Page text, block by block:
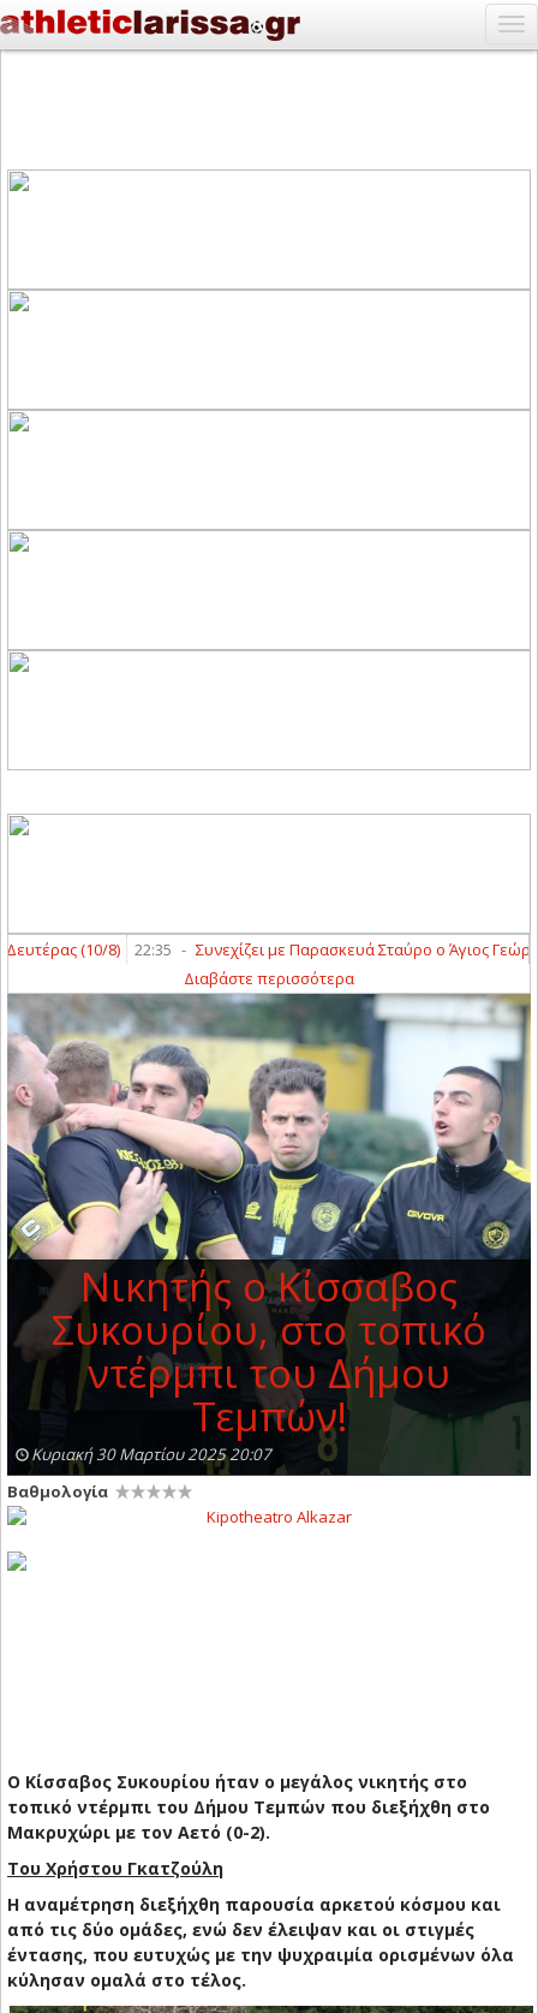
8) 22:35 - Συνεχίζει με Παρασκευά Σταύρο ο Άγιος Γεώργιος
Διαβάστε περισσότερα
Νικητής ο Κίσσαβος
Συκουρίου, στο τοπικό
ντέρμπι του Δήμου
Τεμπών!
Κυριακή 30 Μαρτίου 2025 20:07
Βαθμολογία
Ο Κίσσαβος Συκουρίου ήταν ο μεγάλος νικητής στο
τοπικό ντέρμπι του Δήμου Τεμπών που διεξήχθη στο
Μακρυχώρι με τον Αετό (0-2).
Του Χρήστου Γκατζούλη
Η αναμέτρηση διεξήχθη παρουσία αρκετού κόσμου και
από τις δύο ομάδες, ενώ δεν έλειψαν και οι στιγμές
έντασης, που ευτυχώς με την ψυχραιμία ορισμένων όλα
κύλησαν ομαλά στο τέλος.